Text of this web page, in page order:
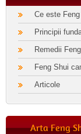
Ce este
Principii
Remedii
Feng Shui
Articole
Arta Feng